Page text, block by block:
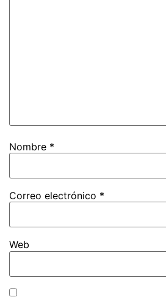
Nombre *
Correo electrónico *
Web